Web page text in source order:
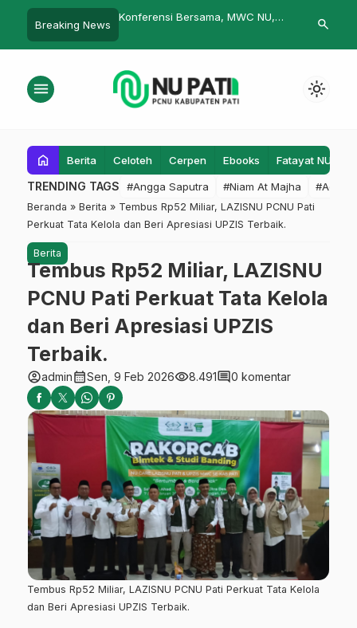
Breaking News
Konferensi Bersama, MWC NU,
IPNU/IPPNU Kec Sukolilo
Konferensisearch
menu light_mode
home Berita Celoteh Cerpen Ebooks Fatayat NU
TRENDING TAGS #Angga Saputra #Niam At Majha #Admin
Beranda » Berita » Tembus Rp52 Miliar, LAZISNU PCNU Pati
Perkuat Tata Kelola dan Beri Apresiasi UPZIS Terbaik.
Berita
Tembus Rp52 Miliar, LAZISNU
PCNU Pati Perkuat Tata Kelola
dan Beri Apresiasi UPZIS
Terbaik.
account_circleadmincalendar_monthSen, 9 Feb 2026visibility8.491comment0 komentar
Tembus Rp52 Miliar, LAZISNU PCNU Pati Perkuat Tata Kelola
dan Beri Apresiasi UPZIS Terbaik.